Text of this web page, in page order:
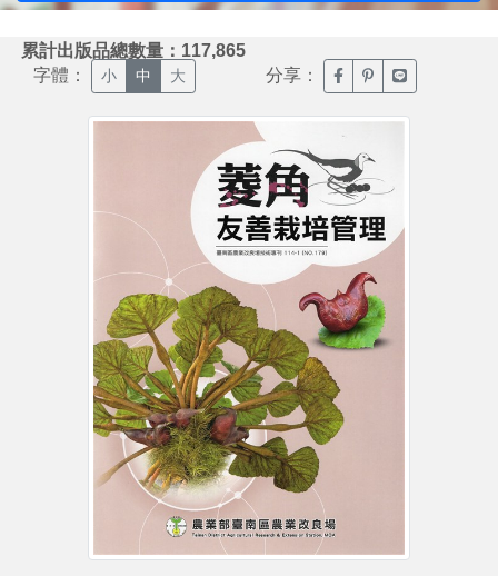
累計出版品總數量：117,865
字體： 小 中 大 分享： 臉書分享(另開新視窗)
噗浪分享(另開新
Line分享(另